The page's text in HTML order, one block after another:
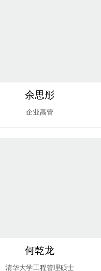
余思彤
企业高管
何乾龙
清华大学工程管理硕士